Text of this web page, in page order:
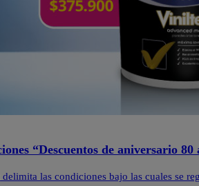
“Descuentos de aniversario
las condiciones bajo las cuales se